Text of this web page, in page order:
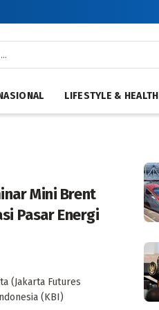
LIFESTYLE & HEALTH
Mini Brent
Pasar Energi
(Jakarta Futures
(KBI)